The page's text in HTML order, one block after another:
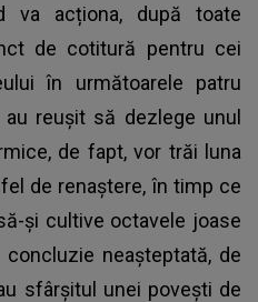
va acționa, după toate
de cotitură pentru cei
în următoarele patru
au reușit să dezlege unul
de fapt, vor trăi luna
de renaștere, în timp ce
și cultive octavele joase
neașteptată, de
sfârșitul unei povești de